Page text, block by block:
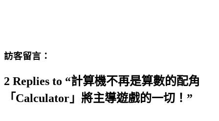
訪客留言：
2 Replies to “計算機不再是算數的配角
「Calculator」將主導遊戲的一切！”